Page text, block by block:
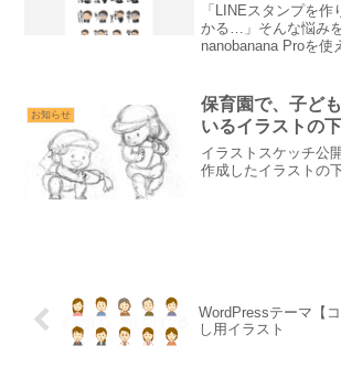
「LINEスタンプを
かる…」そんな悩み
nanobanana Proを使
お知らせ
保育園で、子ど
いるイラストの
イラストスケッチ公
作成したイラストの
WordPressテーマ【
し用イラスト